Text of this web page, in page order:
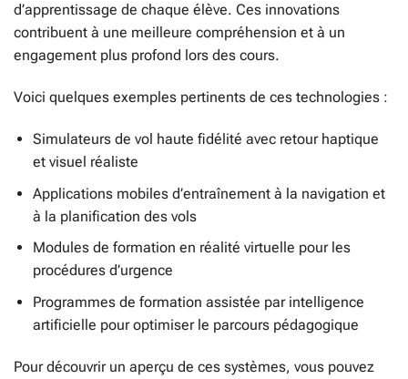
d’apprentissage de chaque élève. Ces innovations
contribuent à une meilleure compréhension et à un
engagement plus profond lors des cours.
Voici quelques exemples pertinents de ces technologies :
Simulateurs de vol haute fidélité avec retour haptique
et visuel réaliste
Applications mobiles d’entraînement à la navigation et
à la planification des vols
Modules de formation en réalité virtuelle pour les
procédures d’urgence
Programmes de formation assistée par intelligence
artificielle pour optimiser le parcours pédagogique
Pour découvrir un aperçu de ces systèmes, vous pouvez